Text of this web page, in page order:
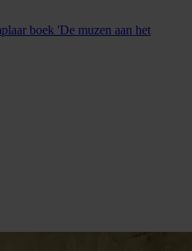
boek 'De muzen aan het